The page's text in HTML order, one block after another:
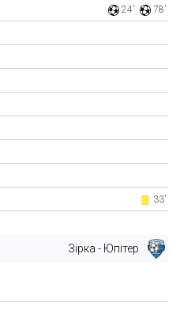
24' 78'
33'
Зірка - Юпітер